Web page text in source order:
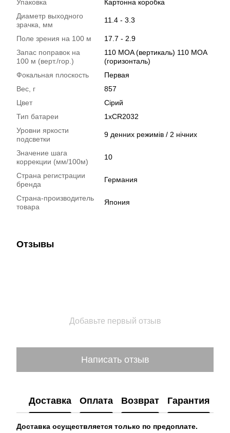
Упаковка
Картонна коробка
Диаметр выходного
зрачка, мм
11.4 - 3.3
Поле зрения на 100 м
17.7 - 2.9
Запас поправок на
100 м (верт./гор.)
110 MOA (вертикаль) 110 MOA
(горизонталь)
Фокальная плоскость
Первая
Вес, г
857
Цвет
Сірий
Тип батареи
1хCR2032
Уровни яркости
подсветки
9 денних режимів / 2 нічних
Значение шага
коррекции (мм/100м)
10
Страна регистрации
бренда
Германия
Страна-производитель
товара
Япония
Отзывы
Добавьте первый отзыв
Написать отзыв
Доставка Оплата Возврат Гарантия
Доставка осуществляется только по предоплате.